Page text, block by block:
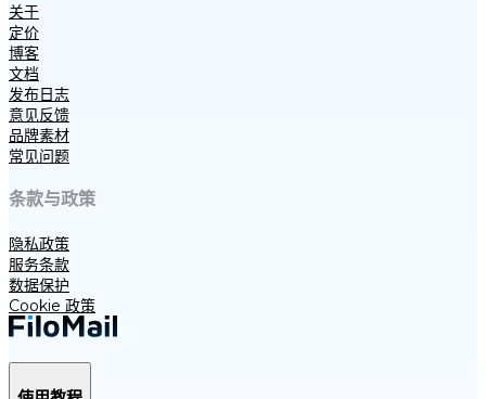
关于
定价
博客
文档
发布日志
意见反馈
品牌素材
常见问题
条款与政策
隐私政策
服务条款
数据保护
Cookie 政策